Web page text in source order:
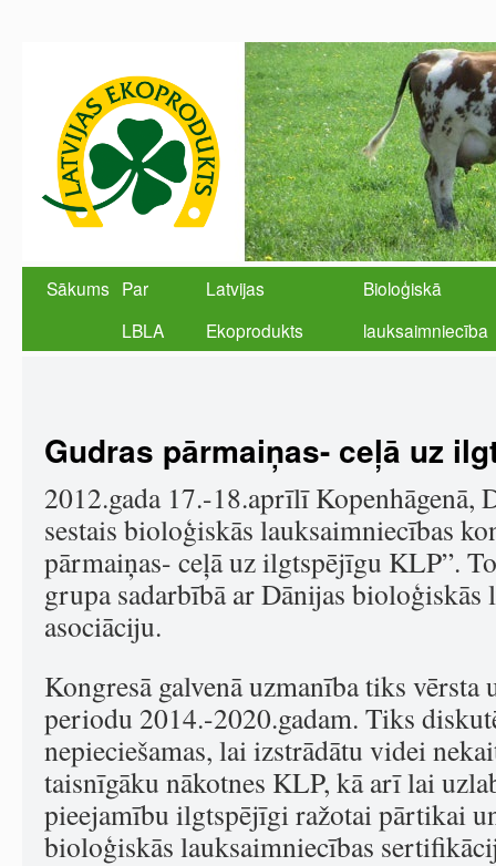
Sākums Par
LBLA
Latvijas
Ekoprodukts
Bioloģiskā
lauksaimniecība
Gudras pārmaiņas- ceļā uz
2012.gada 17.-18.aprīlī Kopenhāgenā,
sestais bioloģiskās lauksaimniecības
pārmaiņas- ceļā uz ilgtspējīgu KLP”.
grupa sadarbībā ar Dānijas bioloģiskās
asociāciju.
Kongresā galvenā uzmanība tiks vērsta
periodu 2014.-2020.gadam. Tiks
nepieciešamas, lai izstrādātu videi
taisnīgāku nākotnes KLP, kā arī lai
pieejamību ilgtspējīgi ražotai pārtikai
bioloģiskās lauksaimniecības